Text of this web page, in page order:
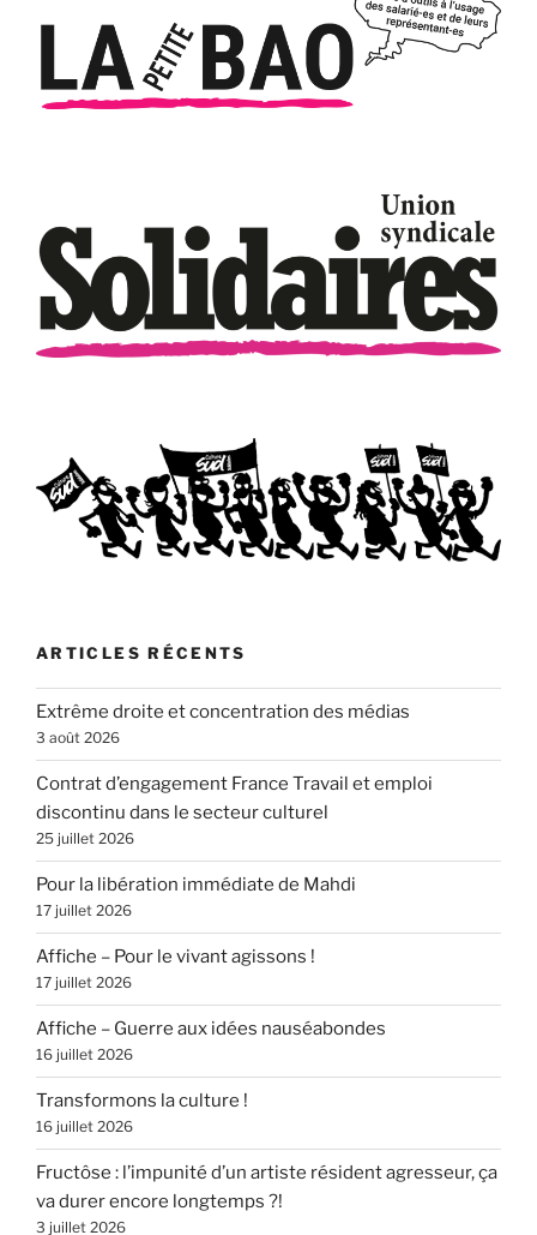
ARTICLES RÉCENTS
Extrême droite et concentration des médias
3 août 2026
Contrat d’engagement France Travail et emploi
discontinu dans le secteur culturel
25 juillet 2026
Pour la libération immédiate de Mahdi
17 juillet 2026
Affiche – Pour le vivant agissons !
17 juillet 2026
Affiche – Guerre aux idées nauséabondes
16 juillet 2026
Transformons la culture !
16 juillet 2026
Fructôse : l’impunité d’un artiste résident agresseur, ça
va durer encore longtemps ?!
3 juillet 2026